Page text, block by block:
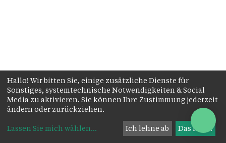
Hallo! Wir bitten Sie, einige zusätzliche Dienste für
Sonstiges, systemtechnische Notwendigkeiten & Social
Media zu aktivieren. Sie können Ihre Zustimmung jederzeit
ändern oder zurückziehen.
Lassen Sie mich wählen... Ich lehne ab Das ist ok